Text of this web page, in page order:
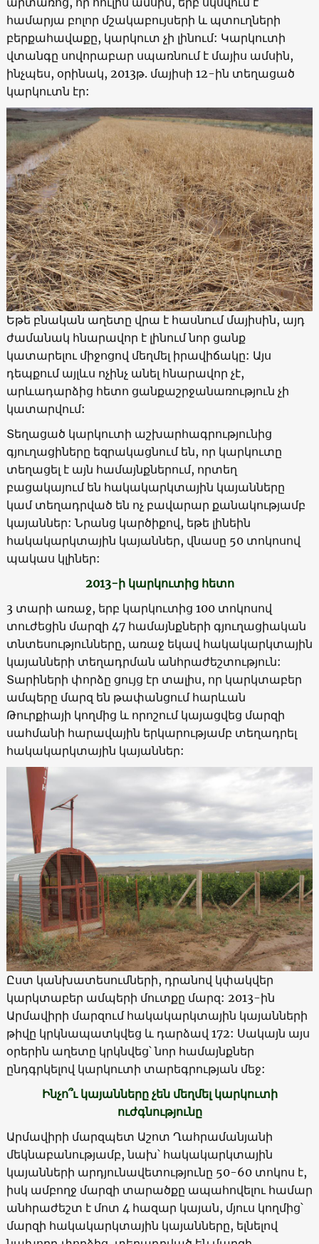
համարյա բոլոր մշակաբույսերի և պտուղների
բերքահավաքը, կարկուտ չի լինում: Կարկուտի
վտանգը սովորաբար սպառնում է մայիս ամսին,
ինչպես, օրինակ, 2013թ. մայիսի 12-ին տեղացած
կարկուտն էր:
Եթե բնական աղետը վրա է հասնում մայիսին, այդ
ժամանակ հնարավոր է լինում նոր ցանք
կատարելու միջոցով մեղմել իրավիճակը: Այս
դեպքում այլևս ոչինչ անել հնարավոր չէ,
արևադարձից հետո ցանքաշրջանառություն չի
կատարվում:
Տեղացած կարկուտի աշխարհագրությունից
գյուղացիները եզրակացնում են, որ կարկուտը
տեղացել է այն համայնքներում, որտեղ
բացակայում են հակակարկտային կայանները
կամ տեղադրված են ոչ բավարար քանակությամբ
կայաններ: Նրանց կարծիքով, եթե լինեին
հակակարկտային կայաններ, վնասը 50 տոկոսով
պակաս կլիներ:
2013-ի կարկուտից հետո
3 տարի առաջ, երբ կարկուտից 100 տոկոսով
տուժեցին մարզի 47 համայնքների գյուղացիական
տնտեսությունները, առաջ եկավ հակակարկտային
կայանների տեղադրման անհրաժեշտություն:
Տարիների փորձը ցույց էր տալիս, որ կարկտաբեր
ամպերը մարզ են թափանցում հարևան
Թուրքիայի կողմից և որոշում կայացվեց մարզի
սահմանի հարավային երկարությամբ տեղադրել
հակակարկտային կայաններ:
Ըստ կանխատեսումների, դրանով կփակվեր
կարկտաբեր ամպերի մուտքը մարզ: 2013-ին
Արմավիրի մարզում հակակարկտային կայանների
թիվը կրկնապատկվեց և դարձավ 172: Սակայն այս
օրերին աղետը կրկնվեց՝ նոր համայնքներ
ընդգրկելով կարկուտի տարեգրության մեջ:
Ինչո՞ւ կայանները չեն մեղմել կարկուտի
ուժգնությունը
Արմավիրի մարզպետ Աշոտ Ղահրամանյանի
մեկնաբանությամբ, նախ՝ հակակարկտային
կայանների արդյունավետությունը 50-60 տոկոս է,
իսկ ամբողջ մարզի տարածքը ապահովելու համար
անհրաժեշտ է մոտ 4 հազար կայան, մյուս կողմից՝
մարզի հակակարկտային կայանները, ելնելով